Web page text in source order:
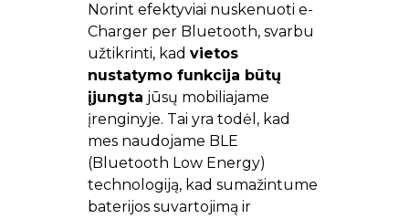
Norint efektyviai nuskenuoti e-
Charger per Bluetooth, svarbu
užtikrinti, kad vietos
nustatymo funkcija būtų
įjungta jūsų mobiliajame
įrenginyje. Tai yra todėl, kad
mes naudojame BLE
(Bluetooth Low Energy)
technologiją, kad sumažintume
baterijos suvartojimą ir